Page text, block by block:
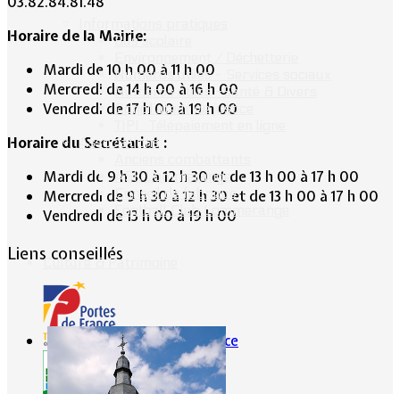
Bus scolaire
Numéros utiles - Services sociaux
Numéros utiles -Santé & Divers
Conciliateur de justice
Associations
ASK Lommerange
Conseil de fabrique
Football Club Lommerange
Culture & Patrimoine
Horaire de la Mairie:
Mardi de 10 h 00 à 11 h 00
Mercredi de 14 h 00 à 16 h 00
Vendredi de 17 h 00 à 19 h 00
Horaire du Secrétariat :
Mardi de 9 h 30 à 12 h 30 et de 13 h 00 à 17 h 00
Mercredi de 9 h 30 à 12 h 30 et de 13 h 00 à 17 h 00
Vendredi de 13 h 00 à 19 h 00
Liens conseillés
Portes de France